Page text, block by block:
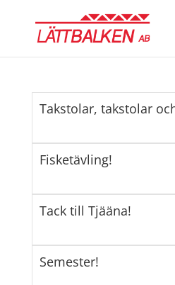
Takstolar, takstolar
Fisketävling!
Tack till Tjääna!
Semester!